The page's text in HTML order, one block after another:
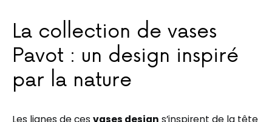
La collection de vases
Pavot : un design inspiré
par la nature
Les lignes de ces vases design s’inspirent de la tête